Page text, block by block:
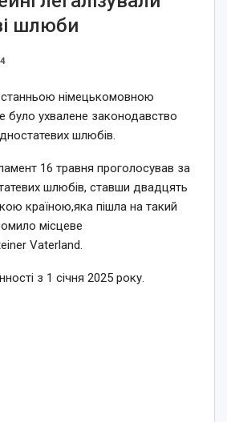
шлюби
німецькомовною
було ухвалене законодавство
шлюбів.
16 травня проголосував за
шлюбів, ставши двадцять
країною,яка пішла на такий
місцеве
Vaterland.
з 1 січня 2025 року.